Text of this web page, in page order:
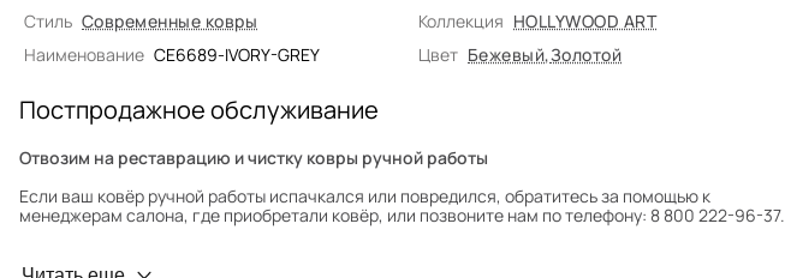
Стиль Современные ковры Коллекция HOLLYWOOD ART
Наименование CE6689-IVORY-GREY Цвет Бежевый,Золотой
Постпродажное обслуживание
Отвозим на реставрацию и чистку ковры ручной работы
Если ваш ковёр ручной работы испачкался или повредился, обратитесь за помощью к
менеджерам салона, где приобретали ковёр, или позвоните нам по телефону: 8 800 222-96-37.
Профилактика износа